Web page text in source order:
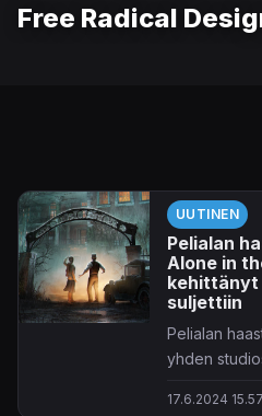
Free Radical
UUTINEN
Pelialan
Alone in
kehittänyt
suljettiin
Pelialan
yhden
Tällä kertaa
17.6.2024 15.57